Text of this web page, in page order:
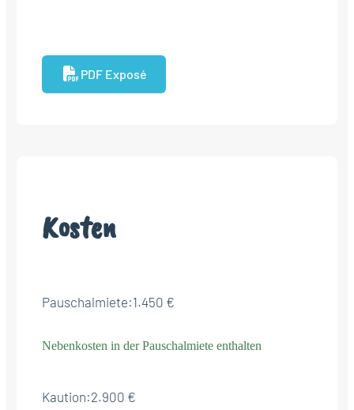
PDF Exposé
Kosten
Pauschalmiete:1.450 €
Nebenkosten in der Pauschalmiete enthalten
Kaution:2.900 €